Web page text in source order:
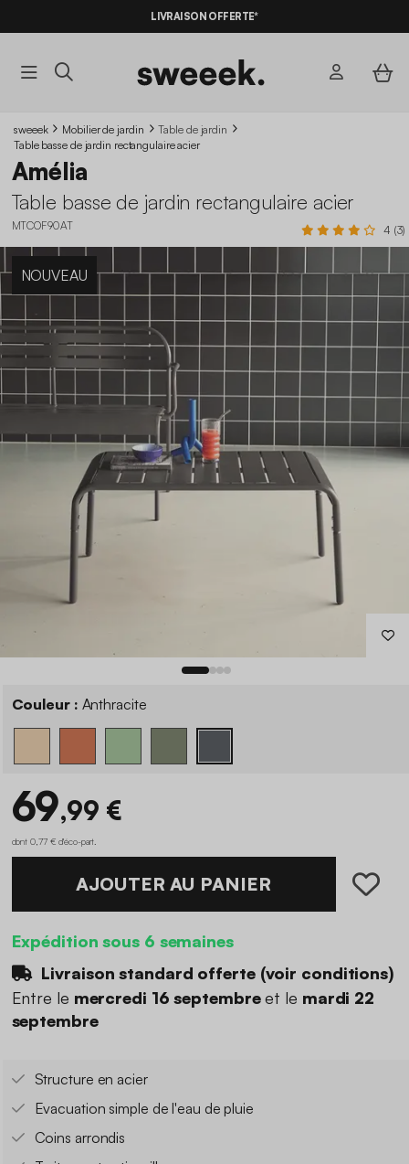
LIVRAISON OFFERTE*
sweeek Mobilier de jardin
Table de jardin
Table basse de jardin rectangulaire acier
Amélia
Table basse de jardin rectangulaire acier
MTCOF90AT 4 (3)
NOUVEAU
Couleur : Anthracite
69,99 €
dont 0,77 € d'éco-part
AJOUTER AU PANIER
Expédition sous 6 semaines
Livraison standard offerte (voir conditions)
Entre le mercredi 16 septembreet le mardi 22
septembre
Structure en acier
Evacuation simple de l'eau de pluie
Coins arrondis